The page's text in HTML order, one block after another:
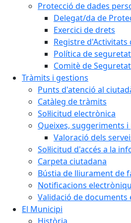
Protecció de dades
Delegat/da de
Exercici de drets
Registre d'Activitats
Política de
Comitè de Seguretat
Tràmits i gestions
Punts d'atenció al
Catàleg de tràmits
Sol·licitud electrònica
Queixes, suggeriments
Valoració dels
Sol·licitud d'accés a la
Carpeta ciutadana
Bústia de lliurament de
Notificacions
Validació de documents
El Municipi